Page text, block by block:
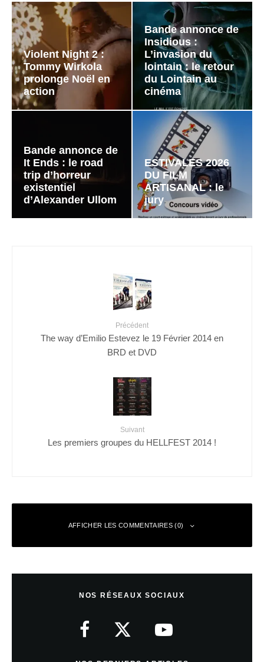
Violent Night 2 :
Tommy Wirkola
prolonge Noël en
action
Bande annonce de
Insidious :
L’invasion du
lointain : le retour
du Lointain au
cinéma
Bande annonce de
It Ends : le road
trip d’horreur
existentiel
d’Alexander Ullom
ESTIVALES 2026
DU FILM
ARTISANAL : le
jury
Précédent
The way d’Emilio Estevez le 19 Février 2014 en
BRD et DVD
Suivant
Les premiers groupes du HELLFEST 2014 !
AFFICHER LES COMMENTAIRES (0)
NOS RÉSEAUX SOCIAUX